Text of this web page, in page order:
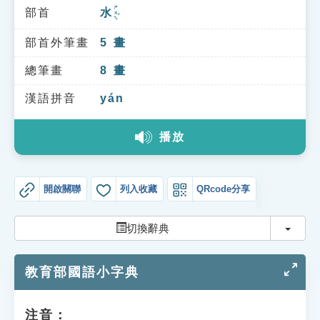
索引選單
知識索引
單字索引
生命大百科索引
部首 水 ㄕㄨㄟˇ
部首外筆畫 5 畫
總筆畫 8 畫
漢語拼音 yán
播放
開啟關聯 列入收藏 QRcode分享
切換辭典 切換
教育部國語小字典
注音：